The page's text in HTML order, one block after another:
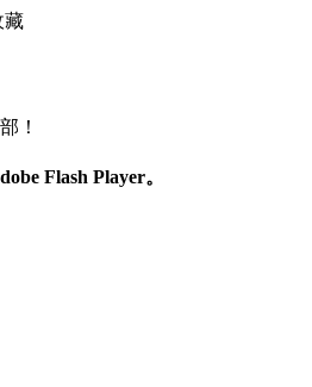
藏
！
Flash Player。